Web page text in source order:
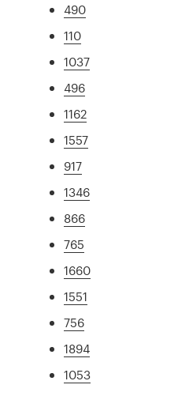
490
110
1037
496
1162
1557
917
1346
866
765
1660
1551
756
1894
1053